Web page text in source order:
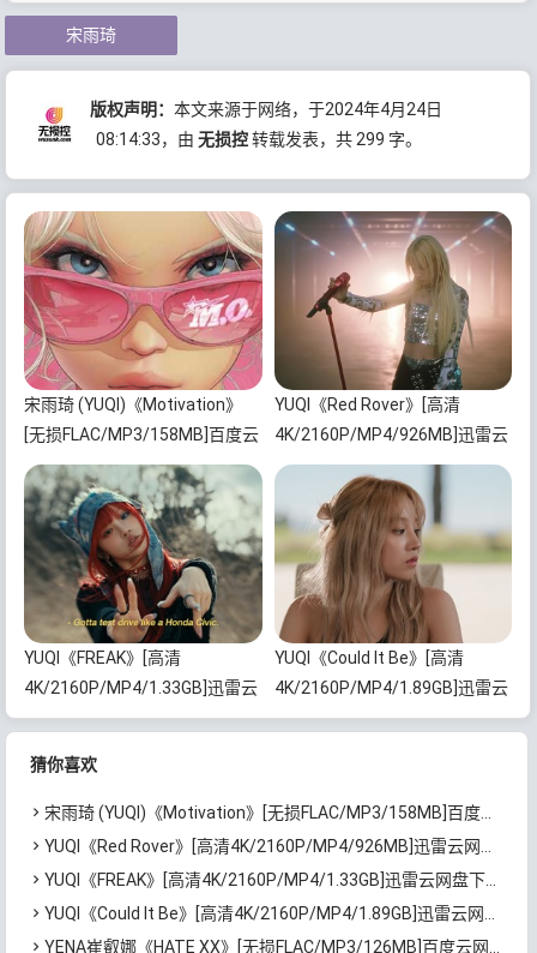
宋雨琦
版权声明：本文来源于网络，于2024年4月24日
08:14:33，由无损控转载发表，共 299 字。
宋雨琦 (YUQI)《Motivation》
[无损FLAC/MP3/158MB]百度云
网盘下载
YUQI《Red Rover》[高清
4K/2160P/MP4/926MB]迅雷云
网盘下载
YUQI《FREAK》[高清
4K/2160P/MP4/1.33GB]迅雷云
网盘下载
YUQI《Could It Be》[高清
4K/2160P/MP4/1.89GB]迅雷云
网盘下载
猜你喜欢
宋雨琦 (YUQI)《Motivation》[无损FLAC/MP3/158MB]百度云网盘下载
YUQI《Red Rover》[高清4K/2160P/MP4/926MB]迅雷云网盘下载
YUQI《FREAK》[高清4K/2160P/MP4/1.33GB]迅雷云网盘下载
YUQI《Could It Be》[高清4K/2160P/MP4/1.89GB]迅雷云网盘下载
YENA崔叡娜《HATE XX》[无损FLAC/MP3/126MB]百度云网盘下载